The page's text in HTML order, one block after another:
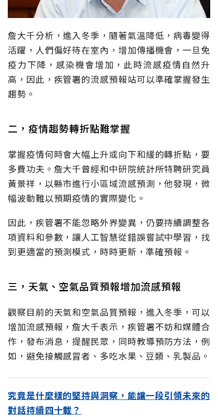
詹大千分析，進入冬季，隨著氣溫降低，病毒變得
活躍，人們偏好待在室內，增加傳播機會，一旦免
疫力下降，感染機會增加，此時流感疫情自然升
高，因此，疾管署的流感預報站可以準確掌握發生
趨勢。
二，疫情趨勢轉折點難掌握
掌握疫情何時會大幅上升或向下和緩的轉折點，要
多費功夫。詹大千曾經和中研院統計所特聘研究員
黃景祥，以縣市進行小區域流感預測，他發現，微
幅波動難以預期疫情的實際變化。
因此，疾管署不能忽略外界變異，仍要持續調整各
項資料和參數，讓人工智慧從錯誤嘗試中學習，找
到更適當的預測模式，時時更新，準確預報。
三，天氣、空氣品質預報增加流感預報
觀察目前的天氣和空氣品質預報，進入冬季，可以
增加流感預報，詹大千表示，疾管署不妨和媒體合
作，發布消息，提醒民眾，同時教導預防方法，例
如，避免接觸感冒者、多吃水果、豆類、乳製品。
究竟是什麼樣的堅持與洞察，能讓一段引領未來的
對話持續四十載？